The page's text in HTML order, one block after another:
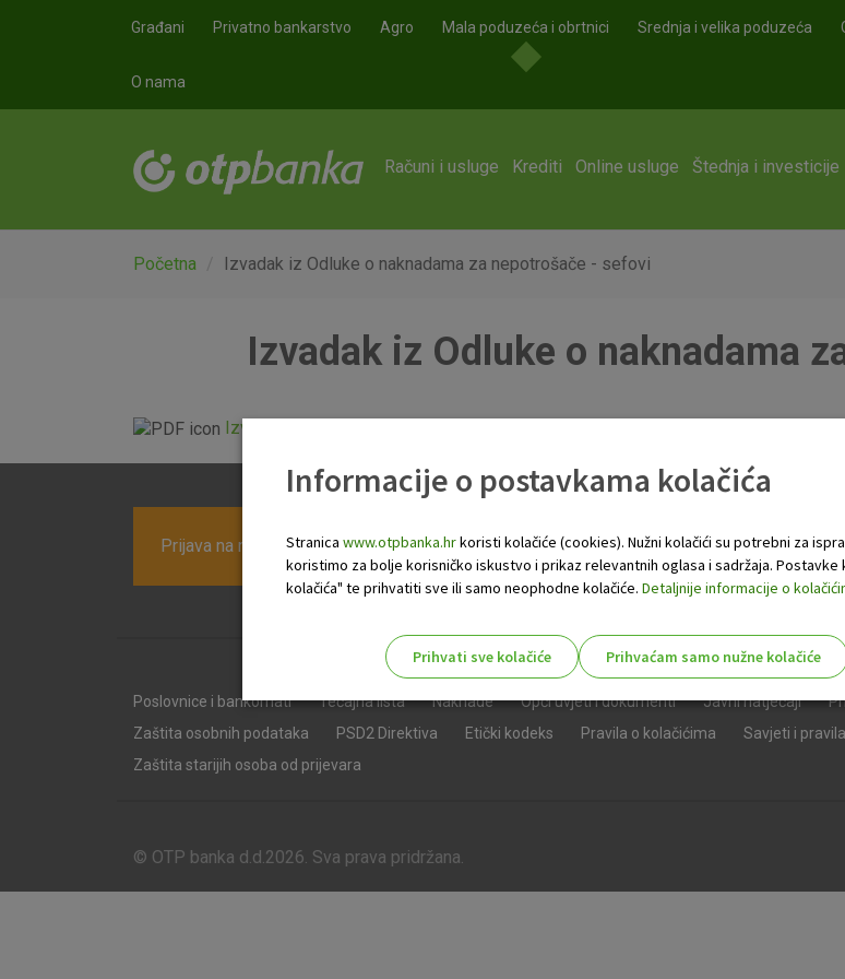
Građani Privatno bankarstvo Agro Mala poduzeća i obrtnici Srednja i velika poduzeća
O nama
Računi i usluge Krediti Online usluge Štednja i investicije
Početna Izvadak iz Odluke o naknadama za nepotrošače - sefovi
Izvadak iz Odluke o naknadama
Izvadak iz Odluke o naknadama za nepotrošače - sefovi 01112022.pdf
Prijava na newsletter OTP banke
Poslovnice i bankomati Tečajna lista Naknade Opći uvjeti i dokumenti Javni natječaji
Zaštita osobnih podataka
PSD2 Direktiva Etički kodeks Pravila o kolačićima
Savjeti i
Zaštita starijih osoba od prijevara
© OTP banka d.d.2026. Sva prava pridržana.
Informacije o postavkama kolačića
Stranica www.otpbanka.hrkoristi kolačiće (cookies). Nužni kolačići su potrebni za
koristimo za bolje korisničko iskustvo i prikaz relevantnih oglasa i sadržaja.
kolačića" te prihvatiti sve ili samo neophodne kolačiće. Detaljnije informacije o
Prihvati sve kolačiće Prihvaćam samo nužne kolačiće